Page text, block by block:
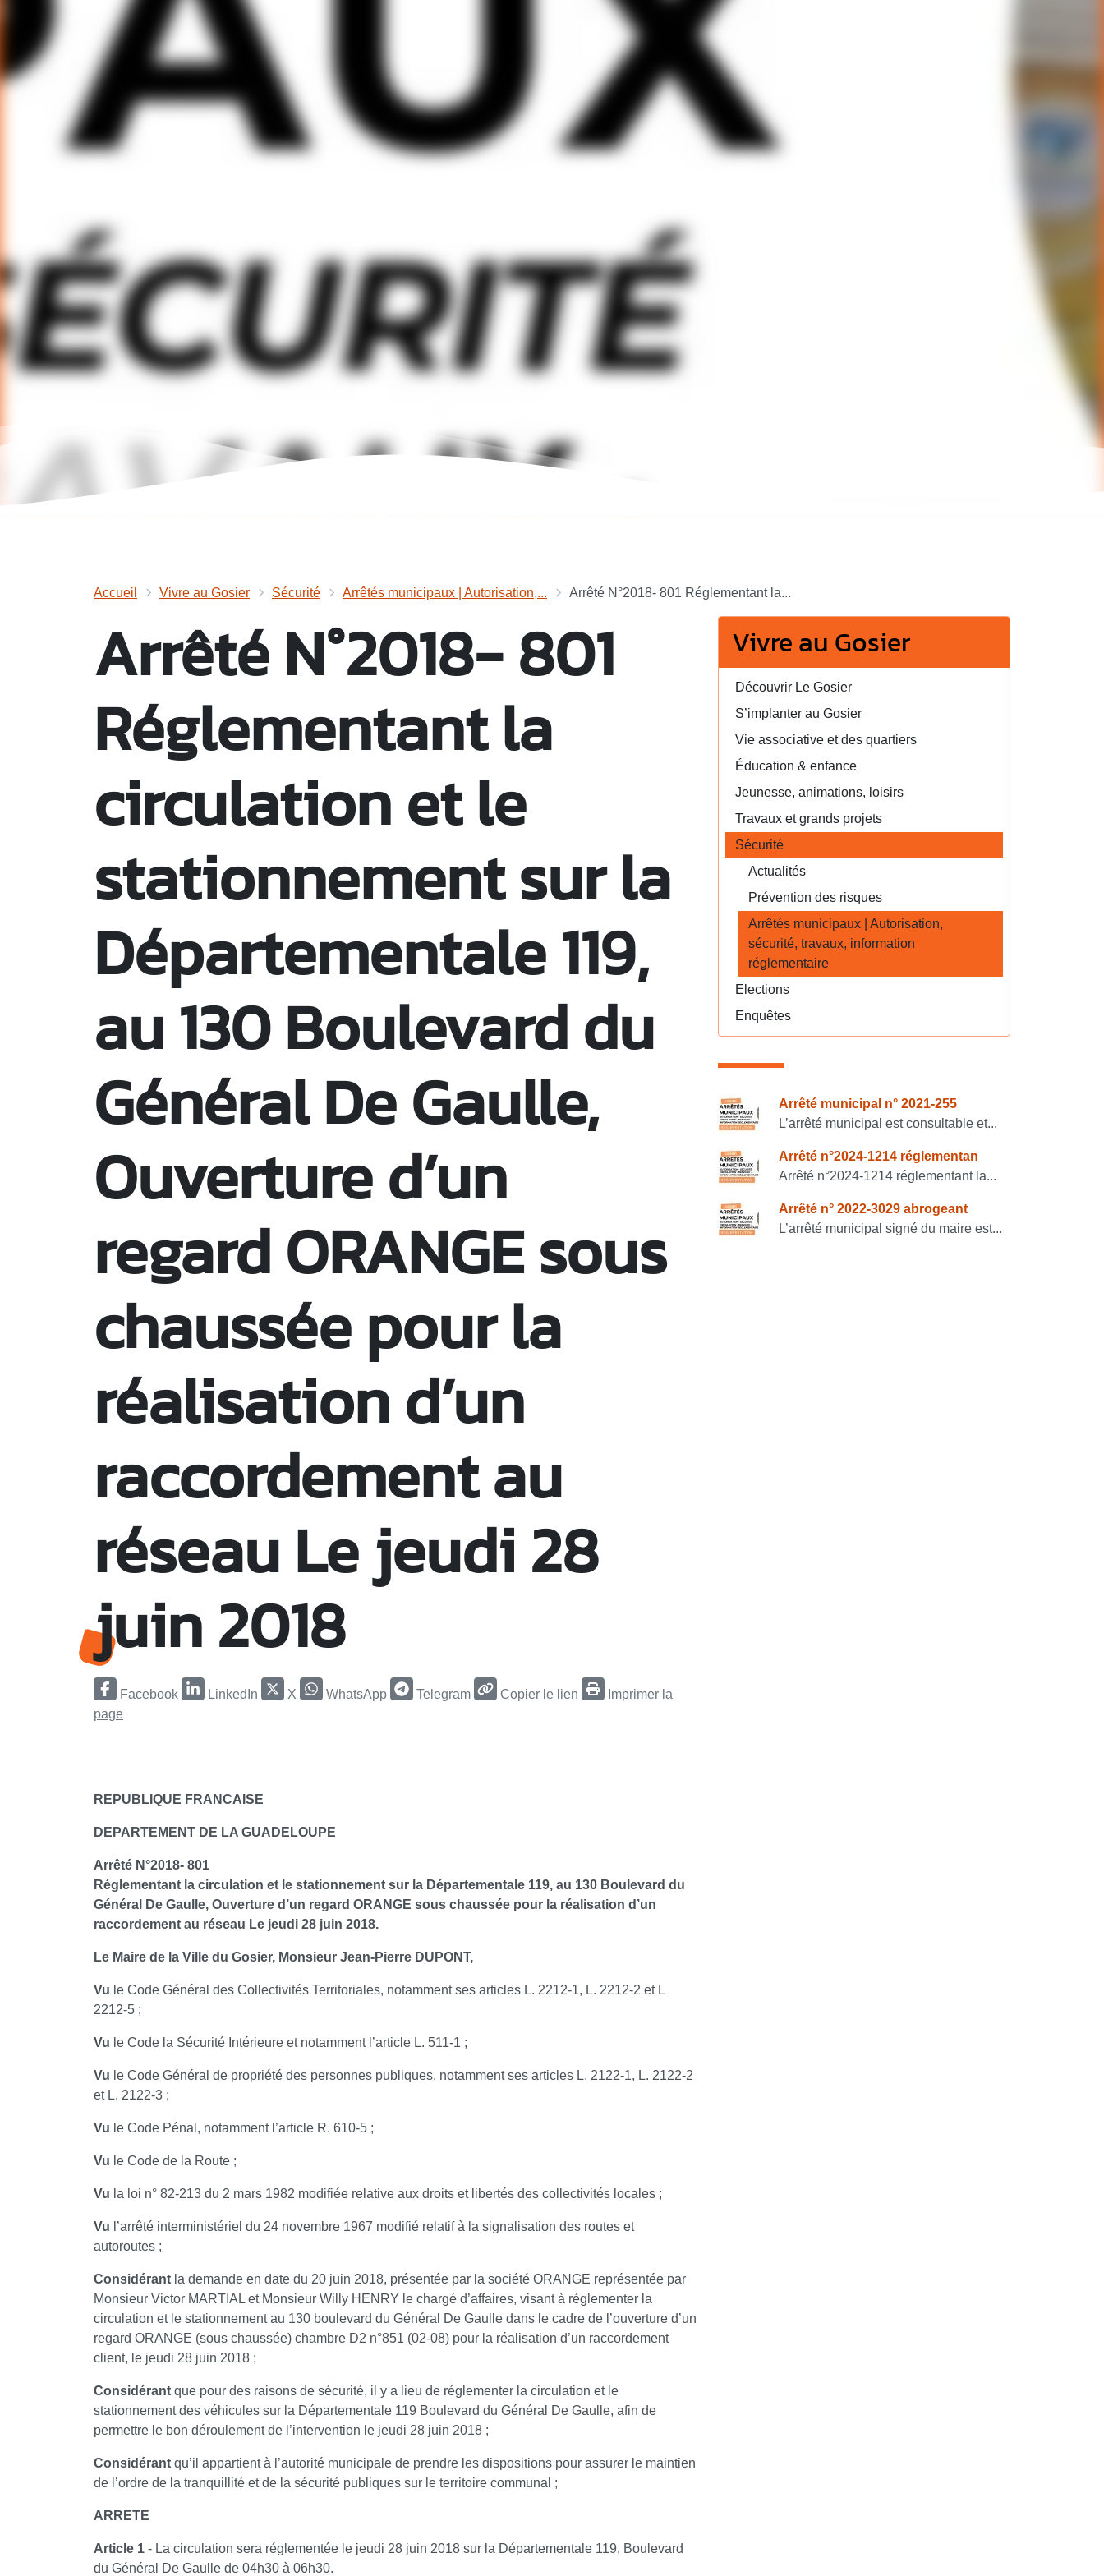
Accueil Vivre au Gosier Sécurité Arrêtés municipaux | Autorisation,... Arrêté N°2018- 801 Réglementant la...
Arrêté N°2018- 801
Réglementant la
circulation et le
stationnement sur la
Départementale 119,
au 130 Boulevard du
Général De Gaulle,
Ouverture d’un
regard ORANGE sous
chaussée pour la
réalisation d’un
raccordement au
réseau Le jeudi 28
juin 2018
Facebook LinkedIn X WhatsApp Telegram Copier le lien
Imprimer la
page
REPUBLIQUE FRANCAISE
DEPARTEMENT DE LA GUADELOUPE
Arrêté N°2018- 801
Réglementant la circulation et le stationnement sur la Départementale 119, au 130 Boulevard du
Général De Gaulle, Ouverture d’un regard ORANGE sous chaussée pour la réalisation d’un
raccordement au réseau Le jeudi 28 juin 2018.
Le Maire de la Ville du Gosier, Monsieur Jean-Pierre DUPONT,
Vu le Code Général des Collectivités Territoriales, notamment ses articles L. 2212-1, L. 2212-2 et L
2212-5 ;
Vu le Code la Sécurité Intérieure et notamment l’article L. 511-1 ;
Vu le Code Général de propriété des personnes publiques, notamment ses articles L. 2122-1, L. 2122-2
et L. 2122-3 ;
Vu le Code Pénal, notamment l’article R. 610-5 ;
Vu le Code de la Route ;
Vu la loi n° 82-213 du 2 mars 1982 modifiée relative aux droits et libertés des collectivités locales ;
Vu l’arrêté interministériel du 24 novembre 1967 modifié relatif à la signalisation des routes et
autoroutes ;
Considérant la demande en date du 20 juin 2018, présentée par la société ORANGE représentée par
Monsieur Victor MARTIAL et Monsieur Willy HENRY le chargé d’affaires, visant à réglementer la
circulation et le stationnement au 130 boulevard du Général De Gaulle dans le cadre de l’ouverture d’un
regard ORANGE (sous chaussée) chambre D2 n°851 (02-08) pour la réalisation d’un raccordement
client, le jeudi 28 juin 2018 ;
Considérant que pour des raisons de sécurité, il y a lieu de réglementer la circulation et le
stationnement des véhicules sur la Départementale 119 Boulevard du Général De Gaulle, afin de
permettre le bon déroulement de l’intervention le jeudi 28 juin 2018 ;
Considérant qu’il appartient à l’autorité municipale de prendre les dispositions pour assurer le maintien
de l’ordre de la tranquillité et de la sécurité publiques sur le territoire communal ;
ARRETE
Article 1 - La circulation sera réglementée le jeudi 28 juin 2018 sur la Départementale 119, Boulevard
du Général De Gaulle de 04h30 à 06h30.
Vivre au Gosier
Découvrir Le Gosier
S’implanter au Gosier
Vie associative et des quartiers
Éducation & enfance
Jeunesse, animations, loisirs
Travaux et grands projets
Sécurité
Actualités
Prévention des risques
Arrêtés municipaux | Autorisation,
sécurité, travaux, information
réglementaire
Elections
Enquêtes
Consulter également
Arrêté municipal n° 2021-255
L’arrêté municipal est consultable et...
Arrêté n°2024-1214 réglementan
Arrêté n°2024-1214 réglementant la...
Arrêté n° 2022-3029 abrogeant
L’arrêté municipal signé du maire est...